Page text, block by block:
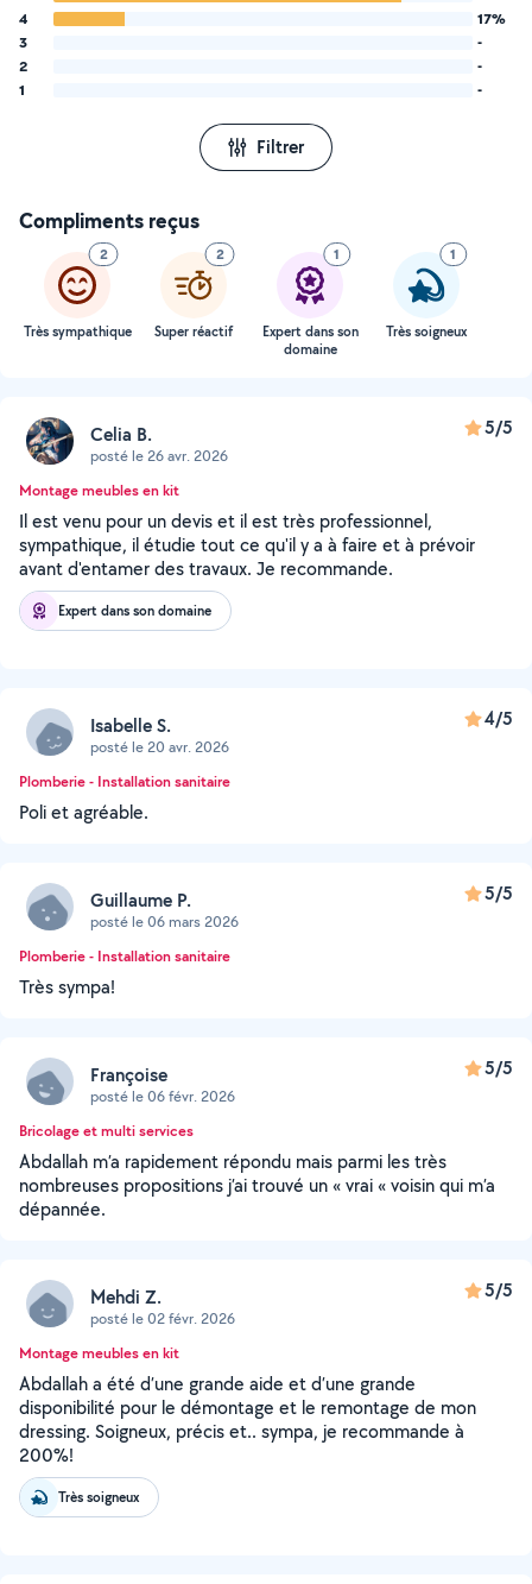
4
17%
3
-
2
-
1
-
Filtrer
Compliments reçus
2
Très sympathique
2
Super réactif
1
Expert dans son
domaine
1
Très soigneux
Celia B.
posté le 26 avr. 2026
5/5
Montage meubles en kit
Il est venu pour un devis et il est très professionnel,
sympathique, il étudie tout ce qu'il y a à faire et à prévoir
avant d'entamer des travaux. Je recommande.
Expert dans son domaine
Isabelle S.
posté le 20 avr. 2026
4/5
Plomberie - Installation sanitaire
Poli et agréable.
Guillaume P.
posté le 06 mars 2026
5/5
Plomberie - Installation sanitaire
Très sympa!
Françoise
posté le 06 févr. 2026
5/5
Bricolage et multi services
Abdallah m’a rapidement répondu mais parmi les très
nombreuses propositions j’ai trouvé un « vrai « voisin qui m’a
dépannée.
Mehdi Z.
posté le 02 févr. 2026
5/5
Montage meubles en kit
Abdallah a été d’une grande aide et d’une grande
disponibilité pour le démontage et le remontage de mon
dressing. Soigneux, précis et.. sympa, je recommande à
200%!
Très soigneux